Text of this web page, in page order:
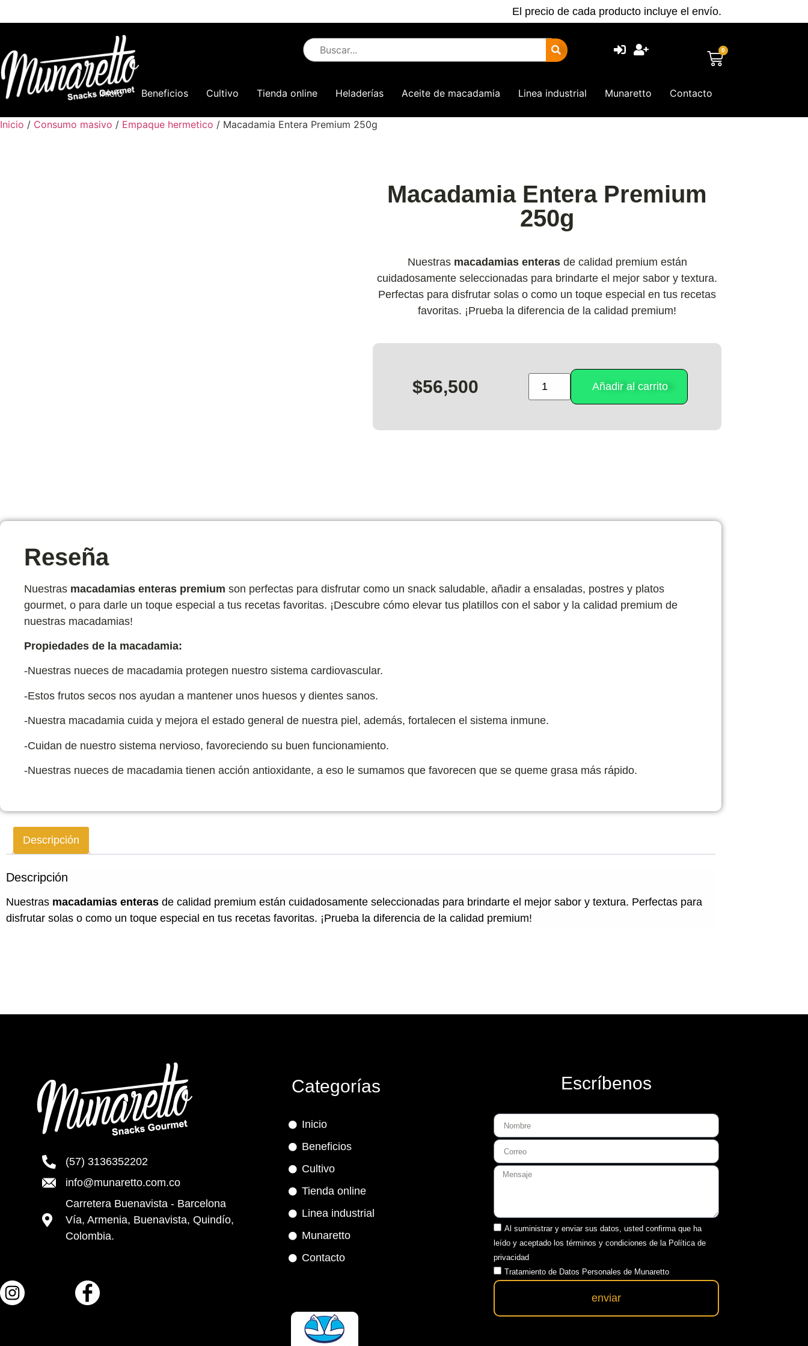
El precio de cada producto incluye el envío.
0
Inicio Beneficios Cultivo Tienda online Heladerías Aceite de macadamia Linea industrial Munaretto Contacto
Inicio / Consumo masivo / Empaque hermetico / Macadamia Entera Premium 250g
Macadamia Entera Premium
250g
Nuestras macadamias enterasde calidad premium están
cuidadosamente seleccionadas para brindarte el mejor sabor y textura.
Perfectas para disfrutar solas o como un toque especial en tus recetas
favoritas. ¡Prueba la diferencia de la calidad premium!
$56,500 Añadir al carrito
Reseña
Nuestras macadamias enteras premium son perfectas para disfrutar como un snack saludable, añadir a ensaladas, postres y platos
gourmet, o para darle un toque especial a tus recetas favoritas. ¡Descubre cómo elevar tus platillos con el sabor y la calidad premium de
nuestras macadamias!
Propiedades de la macadamia:
-Nuestras nueces de macadamia protegen nuestro sistema cardiovascular.
-Estos frutos secos nos ayudan a mantener unos huesos y dientes sanos.
-Nuestra macadamia cuida y mejora el estado general de nuestra piel, además, fortalecen el sistema inmune.
-Cuidan de nuestro sistema nervioso, favoreciendo su buen funcionamiento.
-Nuestras nueces de macadamia tienen acción antioxidante, a eso le sumamos que favorecen que se queme grasa más rápido.
Descripción
Descripción
Nuestras macadamias enteras de calidad premium están cuidadosamente seleccionadas para brindarte el mejor sabor y textura. Perfectas para
disfrutar solas o como un toque especial en tus recetas favoritas. ¡Prueba la diferencia de la calidad premium!
(57) 3136352202
info@munaretto.com.co
Carretera Buenavista - Barcelona
Vía, Armenia, Buenavista, Quindío,
Colombia.
Categorías
Inicio
Beneficios
Cultivo
Tienda online
Linea industrial
Munaretto
Contacto
Escríbenos
Al suministrar y enviar sus datos, usted confirma que ha
leído y aceptado los términos y condiciones de la Política de
privacidad
Tratamiento de Datos Personales de Munaretto
enviar